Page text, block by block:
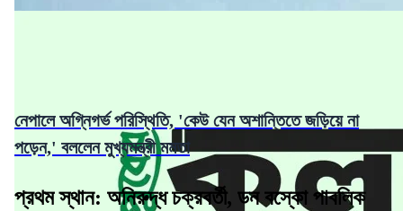
নেপালে অগ্নিগর্ভ পরিস্থিতি, 'কেউ যেন অশান্তিতে জড়িয়ে না
পড়েন,' বললেন মুখ্যমন্ত্রী মমতা
প্রথম স্থান: অনিরুদ্ধ চক্রবর্তী, ডন বস্কো পাবলিক